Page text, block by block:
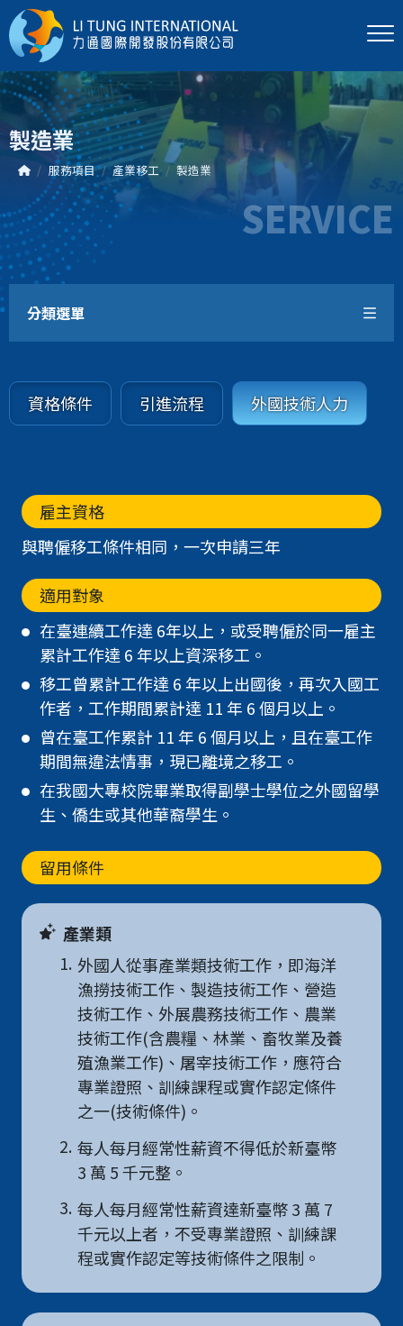
製造業
服務項目 產業移工 製造業
SERVICE
分類選單
資格條件 引進流程 外國技術人力
雇主資格
與聘僱移工條件相同，一次申請三年
適用對象
在臺連續工作達 6年以上，或受聘僱於同一雇主
累計工作達 6 年以上資深移工。
移工曾累計工作達 6 年以上出國後，再次入國工
作者，工作期間累計達 11 年 6 個月以上。
曾在臺工作累計 11 年 6 個月以上，且在臺工作
期間無違法情事，現已離境之移工。
在我國大專校院畢業取得副學士學位之外國留學
生、僑生或其他華裔學生。
留用條件
產業類
1. 外國人從事產業類技術工作，即海洋
漁撈技術工作、製造技術工作、營造
技術工作、外展農務技術工作、農業
技術工作(含農糧、林業、畜牧業及養
殖漁業工作)、屠宰技術工作，應符合
專業證照、訓練課程或實作認定條件
之一(技術條件)。
2. 每人每月經常性薪資不得低於新臺幣
3 萬 5 千元整。
3. 每人每月經常性薪資達新臺幣 3 萬 7
千元以上者，不受專業證照、訓練課
程或實作認定等技術條件之限制。